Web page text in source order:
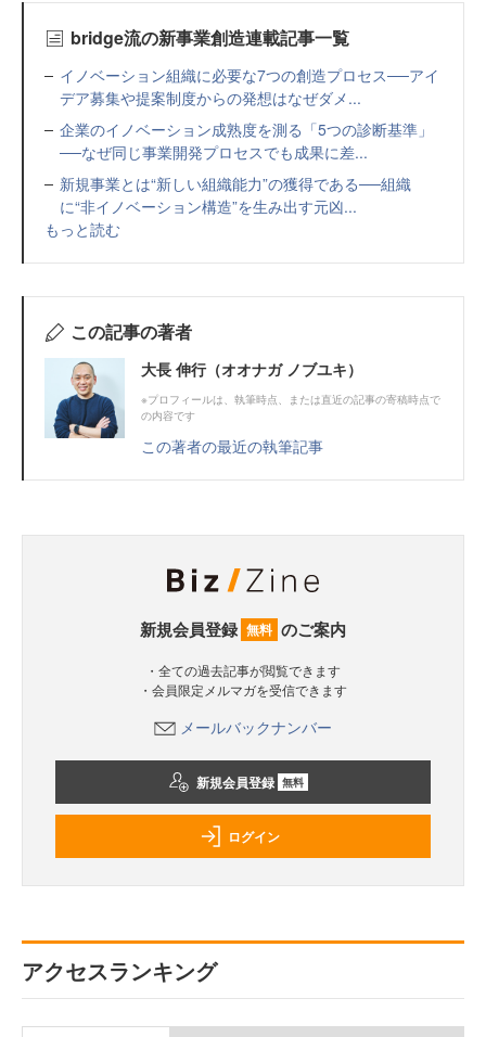
bridge流の新事業創造連載記事一覧
イノベーション組織に必要な7つの創造プロセス──アイ
デア募集や提案制度からの発想はなぜダメ...
企業のイノベーション成熟度を測る「5つの診断基準」
──なぜ同じ事業開発プロセスでも成果に差...
新規事業とは“新しい組織能力”の獲得である──組織
に“非イノベーション構造”を生み出す元凶...
もっと読む
この記事の著者
大長 伸行（オオナガ ノブユキ）
※プロフィールは、執筆時点、または直近の記事の寄稿時点で
の内容です
この著者の最近の執筆記事
新規会員登録 無料 のご案内
・全ての過去記事が閲覧できます
・会員限定メルマガを受信できます
メールバックナンバー
新規会員登録 無料
ログイン
アクセスランキング